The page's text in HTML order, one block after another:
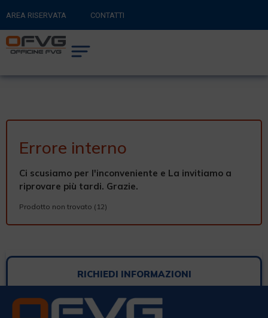
AREA RISERVATA CONTATTI
RITORNA AL SITO PRINCIPALE
CARRELLO
Errore interno
Ci scusiamo per l'inconveniente e La invitiamo a
riprovare più tardi. Grazie.
Prodotto non trovato (12)
RICHIEDI INFORMAZIONI